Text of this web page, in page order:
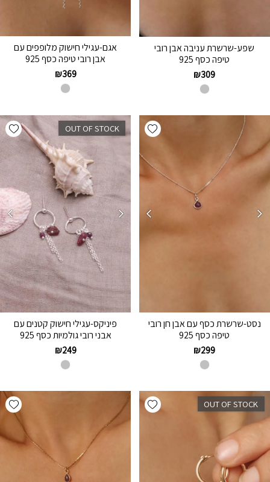
שפע-שרשרת עניבה אבן רובי
טיפה כסף 925
₪309
אגם-עגילי חישוק מלופפים עם
אבן רובי טיפה כסף 925
₪369
Add wishlist
נסט-שרשרת כסף עם אבן חן רובי
טיפה כסף 925
₪299
OUT OF STOCK
פיניקס-עגילי חישוק קטנים עם
אבני רובי גולמיות כסף 925
₪249
Add wishlist OUT OF STOCK